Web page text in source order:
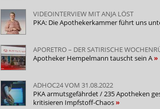
VIDEOINTERVIEW MIT ANJA LÖST
PKA: Die Apothekerkammer führt uns
APORETRO – DER SATIRISCHE
Apotheker Hempelmann tauscht sein A
ADHOC24 VOM 31.08.2022
PKA armutsgefährdet / 235 Apotheken
kritisieren Impfstoff-Chaos